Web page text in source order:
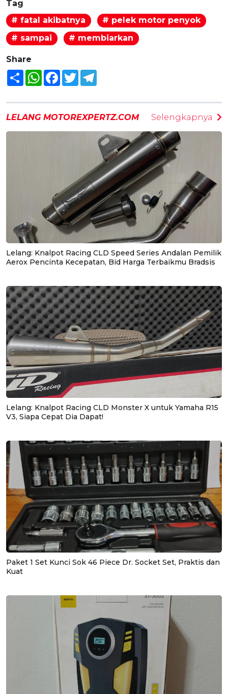
Tag
# fatal akibatnya
# pelek motor penyok
# sampai
# membiarkan
Share
Share WhatsAppFacebook
Twitter
LELANG MOTOREXPERTZ.COM Selengkapnya
Lelang: Knalpot Racing CLD Speed Series Andalan Pemilik
Aerox Pencinta Kecepatan, Bid Harga Terbaikmu Bradsis
Lelang: Knalpot Racing CLD Monster X untuk Yamaha R15
V3, Siapa Cepat Dia Dapat!
Paket 1 Set Kunci Sok 46 Piece Dr. Socket Set, Praktis dan
Kuat